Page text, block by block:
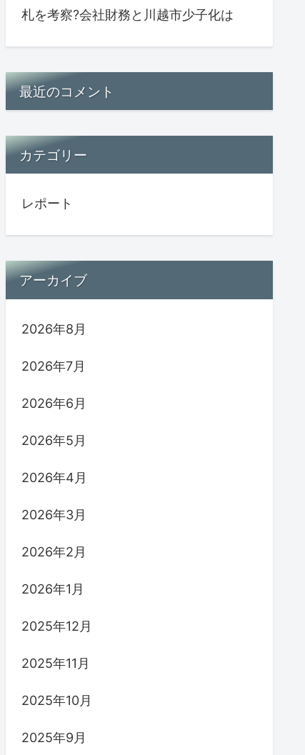
札を考察?会社財務と川越市少子化は
最近のコメント
カテゴリー
レポート
アーカイブ
2026年8月
2026年7月
2026年6月
2026年5月
2026年4月
2026年3月
2026年2月
2026年1月
2025年12月
2025年11月
2025年10月
2025年9月